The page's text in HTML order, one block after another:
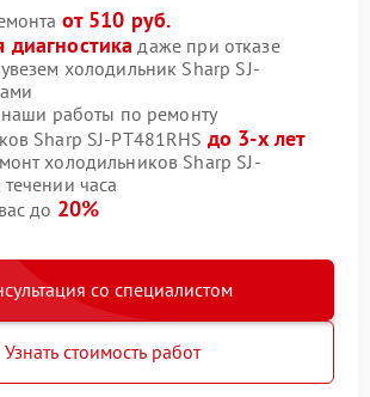
от 510 руб.
диагностика даже при отказе
холодильник Sharp SJ-
наши работы по ремонту
Sharp SJ-PT481RHS до 3-х лет
холодильников Sharp SJ-
часа
до 20%
со специалистом
Узнать стоимость работ